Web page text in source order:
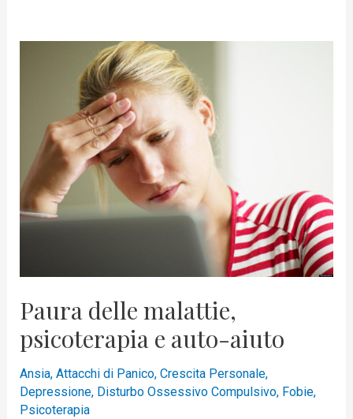
Paura delle malattie,
psicoterapia e auto-aiuto
Ansia, Attacchi di Panico, Crescita Personale,
Depressione, Disturbo Ossessivo Compulsivo, Fobie,
Psicoterapia
psicoterapia
auto-
aiuto